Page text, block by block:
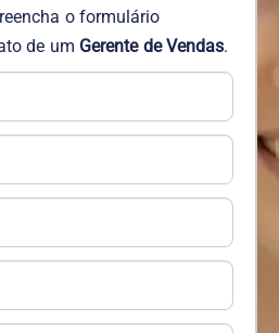
o formulário
de um Gerente de Vendas.